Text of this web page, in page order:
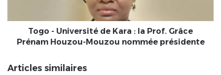
Houzou-
présidente
Togo - Université de Kara : la Prof. Grâce
Prénam Houzou-Mouzou nommée présidente
Articles similaires